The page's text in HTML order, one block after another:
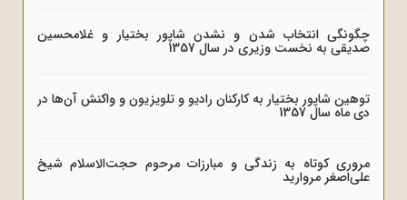
چگونگی انتخاب شدن و نشدن شاپور بختیار و غلامحسین
صدیقی به نخست وزیری در سال 1357
توهین شاپور بختیار به کارکنان رادیو و تلویزیون و واکنش آن‌ها در
دی ماه سال 1357
مروری کوتاه به زندگی و مبارزات مرحوم حجت‌الاسلام شیخ
علی‌اصغر مروارید